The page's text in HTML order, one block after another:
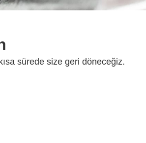
sürede size geri döneceğiz.